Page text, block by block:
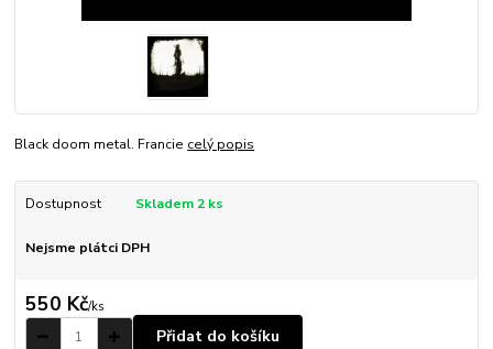
Black doom metal. Francie celý popis
Dostupnost Skladem 2 ks
Nejsme plátci DPH
550 Kč/ks
Přidat do košíku